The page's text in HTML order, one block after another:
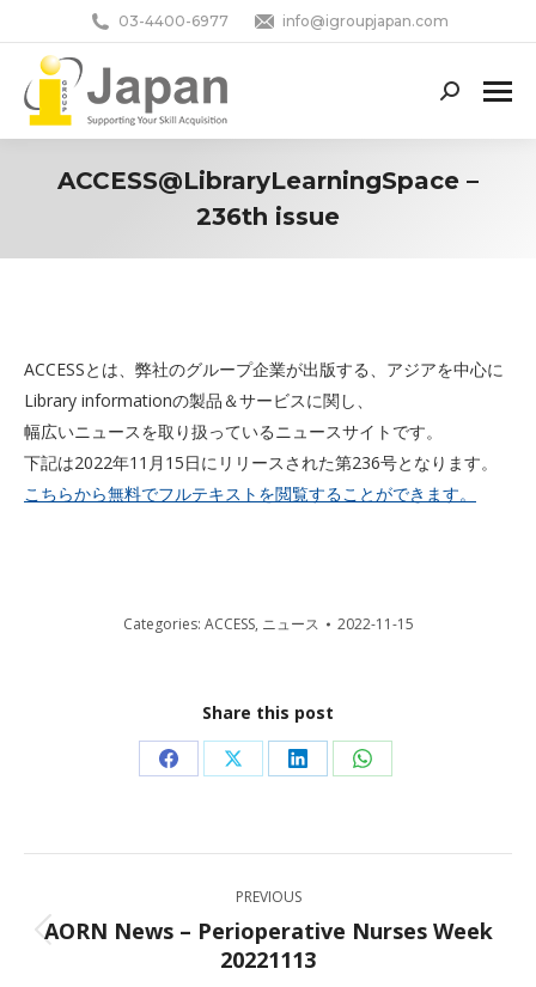
03-4400-6977 info@igroupjapan.com
Search:
ACCESS@LibraryLearningSpace –
236th issue
ACCESSとは、弊社のグループ企業が出版する、アジアを中心に
Library informationの製品＆サービスに関し、
幅広いニュースを取り扱っているニュースサイトです。
下記は2022年11月15日にリリースされた第236号となります。
こちらから無料でフルテキストを閲覧することができます。
Categories: ACCESS, ニュース 2022-11-15
Share this post
Share
Facebook
Share
X
Share
LinkedIn
Share
WhatsApp
navigation
PREVIOUS
Previous
post:
AORN News – Perioperative Nurses Week
20221113